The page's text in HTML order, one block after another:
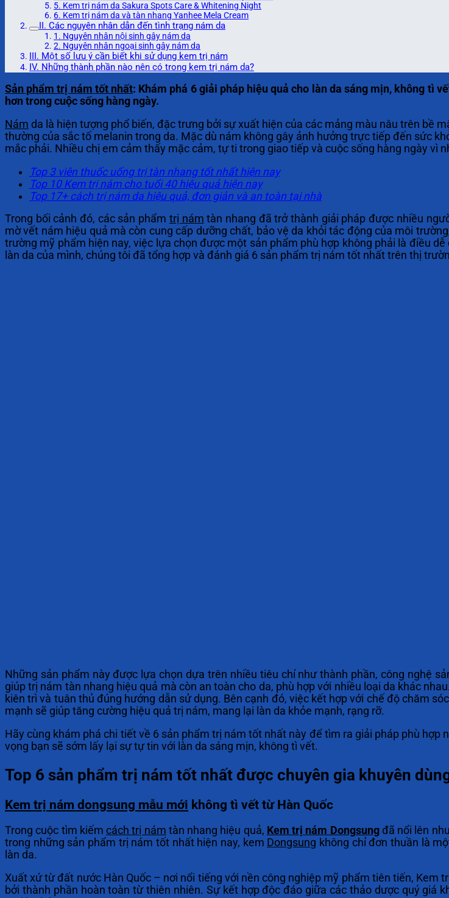
5. Kem trị nám da Sakura Spots Care & Whitening Night
6. Kem trị nám da và tàn nhang Yanhee Mela Cream
II. Các nguyên nhân dẫn đến tình trạng nám da
1. Nguyên nhân nội sinh gây nám da
2. Nguyên nhân ngoại sinh gây nám da
III. Một số lưu ý cần biết khi sử dụng kem trị nám
IV. Những thành phần nào nên có trong kem trị nám da?
Sản phẩm trị nám tốt nhất: Khám phá 6 giải pháp hiệu quả cho làn da sáng mịn, không tì
hơn trong cuộc sống hàng ngày.
Nám da là hiện tượng phổ biến, đặc trưng bởi sự xuất hiện của các mảng màu nâu trên bề
thường của sắc tố melanin trong da. Mặc dù nám không gây ảnh hưởng trực tiếp đến sức
mắc phải. Nhiều chị em cảm thấy mặc cảm, tự ti trong giao tiếp và cuộc sống hàng ngày vì
Top 3 viên thuốc uống trị tàn nhang tốt nhất hiện nay
Top 10 Kem trị nám cho tuổi 40 hiệu quả hiện nay
Top 17+ cách trị nám da hiệu quả, đơn giản và an toàn tại nhà
Trong bối cảnh đó, các sản phẩm trị nám tàn nhang đã trở thành giải pháp được nhiều
mờ vết nám hiệu quả mà còn cung cấp dưỡng chất, bảo vệ da khỏi tác động của môi
trường mỹ phẩm hiện nay, việc lựa chọn được một sản phẩm phù hợp không phải là điều
làn da của mình, chúng tôi đã tổng hợp và đánh giá 6 sản phẩm trị nám tốt nhất trên thị
Những sản phẩm này được lựa chọn dựa trên nhiều tiêu chí như thành phần, công nghệ
giúp trị nám tàn nhang hiệu quả mà còn an toàn cho da, phù hợp với nhiều loại da khác
kiên trì và tuân thủ đúng hướng dẫn sử dụng. Bên cạnh đó, việc kết hợp với chế độ chăm
mạnh sẽ giúp tăng cường hiệu quả trị nám, mang lại làn da khỏe mạnh, rạng rỡ.
Hãy cùng khám phá chi tiết về 6 sản phẩm trị nám tốt nhất này để tìm ra giải pháp phù
vọng bạn sẽ sớm lấy lại sự tự tin với làn da sáng mịn, không tì vết.
Top 6 sản phẩm trị nám tốt nhất được chuyên gia khuyên
Kem trị nám dongsung mẫu mới không tì vết từ Hàn Quốc
Trong cuộc tìm kiếm cách trị nám tàn nhang hiệu quả, Kem trị nám Dongsungđã nổi lên
trong những sản phẩm trị nám tốt nhất hiện nay, kem Dongsung không chỉ đơn thuần là
làn da.
Xuất xứ từ đất nước Hàn Quốc – nơi nổi tiếng với nền công nghiệp mỹ phẩm tiên tiến, Kem
bởi thành phần hoàn toàn từ thiên nhiên. Sự kết hợp độc đáo giữa các thảo dược quý giá